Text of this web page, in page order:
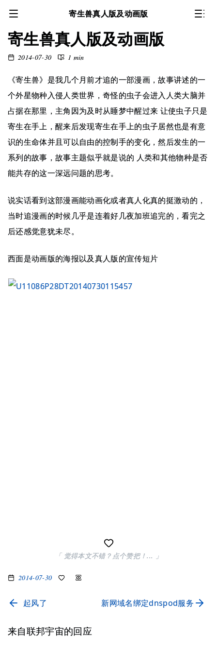
寄生兽真人版及动画版
寄生兽真人版及动画版
2014-07-30 1 min
《寄生兽》是我几个月前才追的一部漫画，故事讲述的一
个外星物种入侵人类世界，奇怪的虫子会进入人类大脑并
占据在那里，主角因为及时从睡梦中醒过来 让使虫子只是
寄生在手上，醒来后发现寄生在手上的虫子居然也是有意
识的生命体并且可以自由的控制手的变化，然后发生的一
系列的故事，故事主题似乎就是说的 人类和其他物种是否
能共存的这一深远问题的思考。
说实话看到这部漫画能动画化或者真人化真的挺激动的，
当时追漫画的时候几乎是连着好几夜加班追完的，看完之
后还感觉意犹未尽。
西面是动画版的海报以及真人版的宣传短片
「 觉得本文不错？点个赞把！... 」
2014-07-30
起风了 新网域名绑定dnspod服务
来自联邦宇宙的回应